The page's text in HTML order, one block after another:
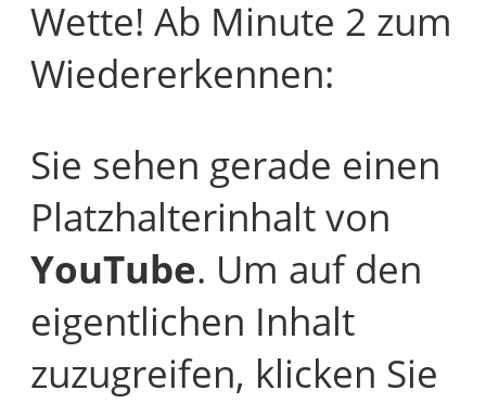
Wette! Ab Minute 2 zum
Wiedererkennen:
Sie sehen gerade einen
Platzhalterinhalt von
YouTube. Um auf den
eigentlichen Inhalt
zuzugreifen, klicken Sie